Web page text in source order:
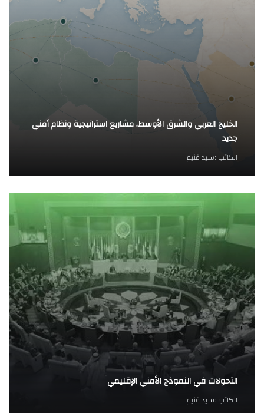
الخليج العربي والشرق الأوسط، مشاريع استراتيجية ونظام أمني
جديد
الكاتب :سيد غنيم
التحولات في النموذج الأمني الإقليمي
الكاتب :سيد غنيم